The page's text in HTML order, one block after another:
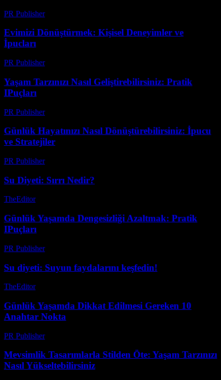
PR Publisher-
Evimizi Dönüştürmek: Kişisel Deneyimler ve
İpucları
PR Publisher-
Yaşam Tarzınızı Nasıl Geliştirebilirsiniz: Pratik
IPuçları
PR Publisher-
Günlük Hayatınızı Nasıl Dönüştürebilirsiniz: İpucu
ve Stratejiler
PR Publisher-
Su Diyeti: Sırrı Nedir?
TheEditor-
Günlük Yaşamda Dengesizliği Azaltmak: Pratik
IPuçları
PR Publisher-
Su diyeti: Suyun faydalarını keşfedin!
TheEditor-
Günlük Yaşamda Dikkat Edilmesi Gereken 10
Anahtar Nokta
PR Publisher-
Mevsimlik Tasarımlarla Stilden Öte: Yaşam Tarzınızı
Nasıl Yükseltebilirsiniz